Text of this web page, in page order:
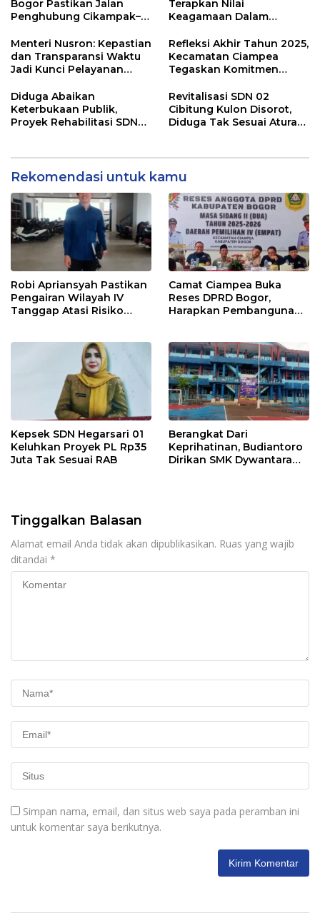
Bogor Pastikan Jalan
Penghubung Cikampak–
Tahun Ini
Terapkan Nilai
Keagamaan Dalam
Menteri Nusron: Kepastian
dan Transparansi Waktu
Jadi Kunci Pelayanan
Refleksi Akhir Tahun 2025,
Kecamatan Ciampea
Tegaskan Komitmen
Diduga Abaikan
Keterbukaan Publik,
Proyek Rehabilitasi SDN
Revitalisasi SDN 02
Cibitung Kulon Disorot,
Diduga Tak Sesuai Aturan
Rekomendasi untuk kamu
Robi Apriansyah Pastikan
Pengairan Wilayah IV
Tanggap Atasi Risiko
Camat Ciampea Buka
Reses DPRD Bogor,
Harapkan Pembangunan
Kepsek SDN Hegarsari 01
Keluhkan Proyek PL Rp35
Juta Tak Sesuai RAB
Berangkat Dari
Keprihatinan, Budiantoro
Dirikan SMK Dywantara
Tinggalkan Balasan
Alamat email Anda tidak akan dipublikasikan. Ruas yang wajib
ditandai *
Simpan nama, email, dan situs web saya pada peramban ini
untuk komentar saya berikutnya.